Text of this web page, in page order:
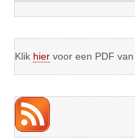
Klik hier voor een PDF